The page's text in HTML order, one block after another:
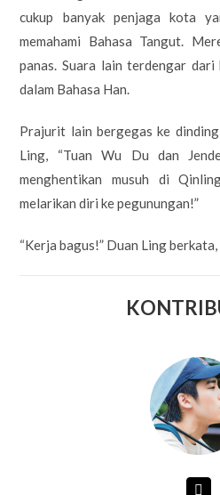
cukup banyak penjaga kota
memahami Bahasa Tangut.
panas. Suara lain terdengar dari
dalam Bahasa Han.
Prajurit lain bergegas ke
Ling, “Tuan Wu Du dan
menghentikan musuh di
melarikan diri ke pegunungan!”
“Kerja bagus!” Duan Ling berkata,